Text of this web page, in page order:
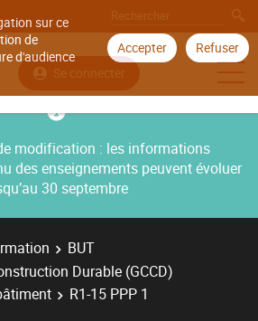
sur ce
de
d'audience
Accepter Refuser
Se connecter
modification : les informations
des enseignements peuvent évoluer
30 septembre
BUT
Durable (GCCD)
R1-15 PPP 1